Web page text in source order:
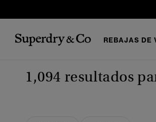
REBAJAS DE
1,094 resultados